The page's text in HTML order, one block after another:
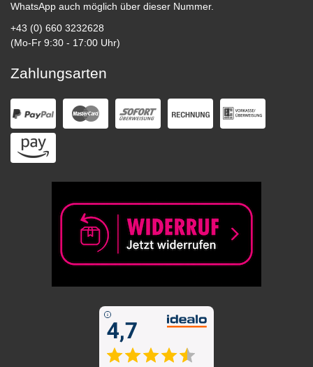
WhatsApp auch möglich über dieser Nummer.
+43 (0) 660 3232628
(Mo-Fr 9:30 - 17:00 Uhr)
Zahlungsarten